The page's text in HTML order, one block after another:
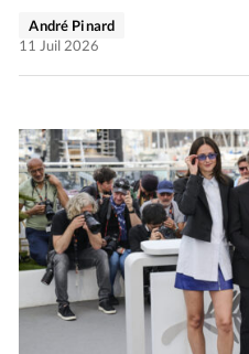
André Pinard
11 Juil 2026